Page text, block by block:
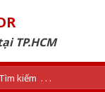
TP.HCM